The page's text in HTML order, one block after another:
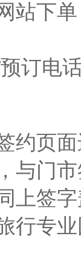
站下
订电
约页
与门
上签
行专